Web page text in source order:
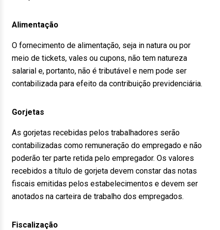
Alimentação
O fornecimento de alimentação, seja in natura ou por
meio de tickets, vales ou cupons, não tem natureza
salarial e, portanto, não é tributável e nem pode ser
contabilizada para efeito da contribuição previdenciária.
Gorjetas
As gorjetas recebidas pelos trabalhadores serão
contabilizadas como remuneração do empregado e não
poderão ter parte retida pelo empregador. Os valores
recebidos a título de gorjeta devem constar das notas
fiscais emitidas pelos estabelecimentos e devem ser
anotados na carteira de trabalho dos empregados.
Fiscalização